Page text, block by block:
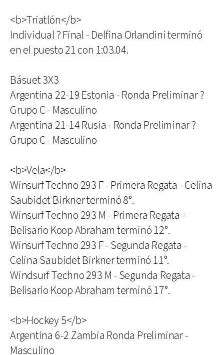
<b>Triatlón</b>
Individual ? Final - Delfina Orlandini terminó
en el puesto 21 con 1:03.04.
Básuet 3X3
Argentina 22-19 Estonia - Ronda Preliminar ?
Grupo C - Masculino
Argentina 21-14 Rusia - Ronda Preliminar ?
Grupo C - Masculino
<b>Vela</b>
Winsurf Techno 293 F - Primera Regata - Celina
Saubidet Birkner terminó 8°.
Winsurf Techno 293 M - Primera Regata -
Belisario Koop Abraham terminó 12°.
Winsurf Techno 293 F - Segunda Regata -
Celina Saubidet Birkner terminó 11°.
Windsurf Techno 293 M - Segunda Regata -
Belisario Koop Abraham terminó 17°.
<b>Hockey 5</b>
Argentina 6-2 Zambia Ronda Preliminar -
Masculino